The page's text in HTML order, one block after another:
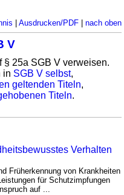
Ausdrucken/PDF| nach oben
V
§ 25a SGB V verweisen.
in SGB V selbst,
geltenden Titeln,
Titeln.
Verhalten
Früherkennung von Krankheiten
für Schutzimpfungen
auf ...